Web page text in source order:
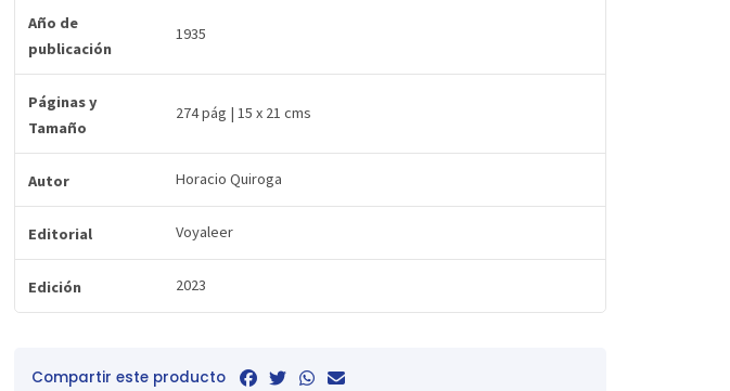
Año de
publicación
1935
Páginas y
Tamaño
274 pág | 15 x 21 cms
Autor Horacio Quiroga
Editorial Voyaleer
Edición 2023
Compartir este producto